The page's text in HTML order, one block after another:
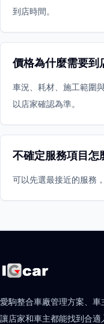
到店時間。
價格為什麼需要到
車況、耗材、施工範圍
以店家確認為準。
不確定服務項目怎
可以先選最接近的服務
愛駒整合車廠管理方案、車
讓店家和車主都能找到合適